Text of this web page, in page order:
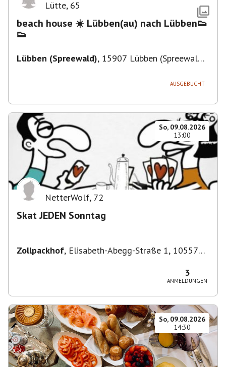
Lütte, 65
beach house ☀️ Lübben(au) nach Lübben👟
👟
Lübben (Spreewald), 15907 Lübben (Spreewald),
AUSGEBUCHT
So, 09.08.2026
13:00
NetterWolf, 72
Skat JEDEN Sonntag
Zollpackhof, Elisabeth-Abegg-Straße 1, 10557
3
ANMELDUNGEN
So, 09.08.2026
14:30